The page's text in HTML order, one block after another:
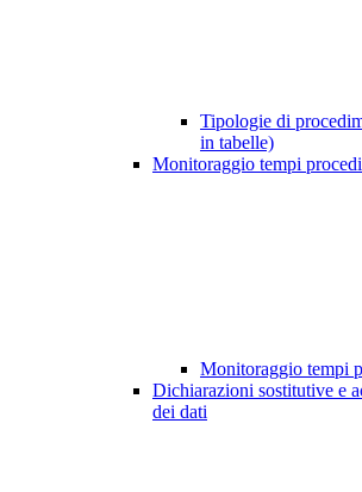
Tipologie di
in tabelle)
Monitoraggio tempi
Monitoraggio tempi
Dichiarazioni sostitutive e
dei dati